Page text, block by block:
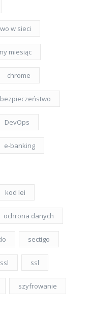
w sieci
miesiąc
chrome
DevOps
e-banking
kod lei
ochrona danych
sectigo
ssl ssl
szyfrowanie